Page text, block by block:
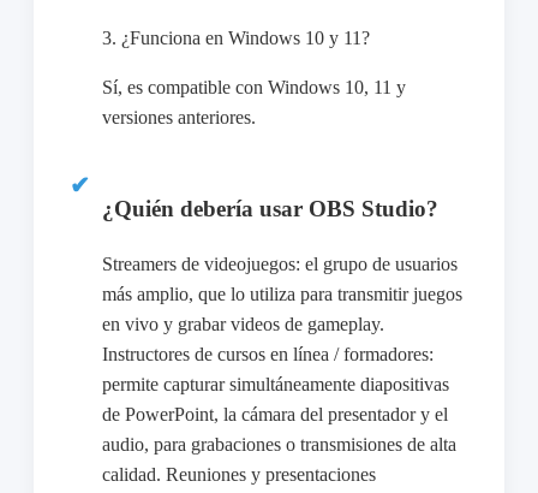
3. ¿Funciona en Windows 10 y 11?
Sí, es compatible con Windows 10, 11 y
versiones anteriores.
¿Quién debería usar OBS Studio?
Streamers de videojuegos: el grupo de usuarios
más amplio, que lo utiliza para transmitir juegos
en vivo y grabar videos de gameplay.
Instructores de cursos en línea / formadores:
permite capturar simultáneamente diapositivas
de PowerPoint, la cámara del presentador y el
audio, para grabaciones o transmisiones de alta
calidad. Reuniones y presentaciones